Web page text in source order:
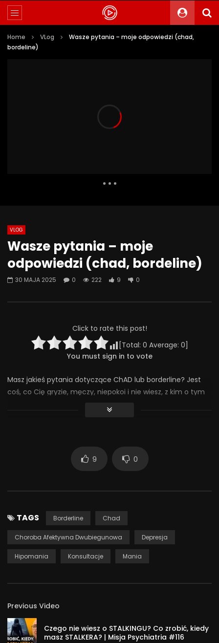
Home VLog
Wasze pytania – moje odpowiedzi (chad,
bordeline)
Jak odstawić LEKI? Ostatnia wizyta
– kiedy przestać chodzić do
psychiatry? | Misja Psychiatria
#138
0
293 24 0
Jak psychiatrzy i
SZKODZĄ
VLOG
Wasze pytania – moje
odpowiedzi (chad, bordeline)
30 MAJA 2025 0 222 9 0
Click to rate this post!
[Total: 0 Average: 0]
You must sign in to vote
Masz jakieś pytania dotyczące ChAD lub borderline? Jest
coś, co Cię gryzie, męczy, niepokoi i nie wiesz, z kim o tym
https://dwubiegunova.elms.pl/s/malgosiaradzi.html
9 0
TAGS Borderline Chad
Choroba Afektywna Dwubiegunowa Depresja
Hipomania Konsultacje Mania
Previous Video
Czego nie wiesz o STALKINGU? Co zrobić, kiedy
masz STALKERA? | Misja Psychiatria #116